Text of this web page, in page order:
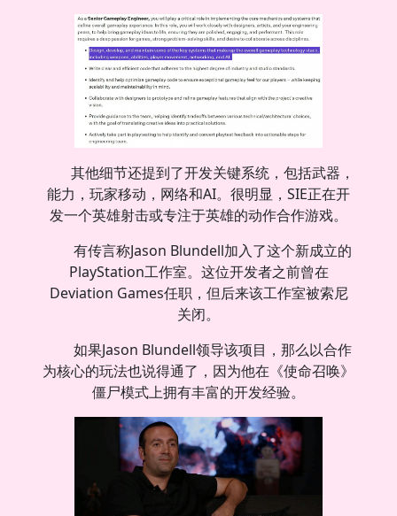
其他细节还提到了开发关键系统，包括武器，
能力，玩家移动，网络和AI。很明显，SIE正在开
发一个英雄射击或专注于英雄的动作合作游戏。
有传言称Jason Blundell加入了这个新成立的
PlayStation工作室。这位开发者之前曾在
Deviation Games任职，但后来该工作室被索尼
关闭。
如果Jason Blundell领导该项目，那么以合作
为核心的玩法也说得通了，因为他在《使命召唤》
僵尸模式上拥有丰富的开发经验。